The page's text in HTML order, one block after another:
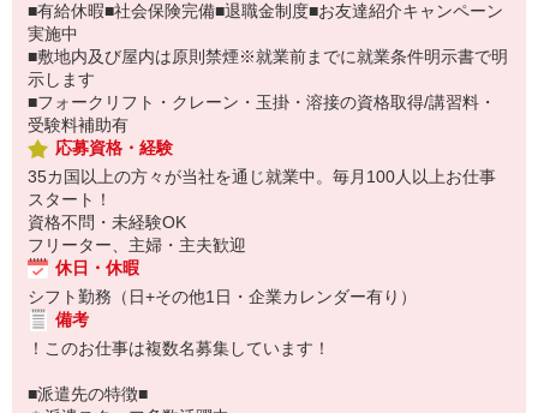
■有給休暇■社会保険完備■退職金制度■お友達紹介キャンペーン
実施中
■敷地内及び屋内は原則禁煙※就業前までに就業条件明示書で明
示します
■フォークリフト・クレーン・玉掛・溶接の資格取得/講習料・
受験料補助有
応募資格・経験
35カ国以上の方々が当社を通じ就業中。毎月100人以上お仕事
スタート！
資格不問・未経験OK
フリーター、主婦・主夫歓迎
休日・休暇
シフト勤務（日+その他1日・企業カレンダー有り）
備考
！このお仕事は複数名募集しています！
■派遣先の特徴■